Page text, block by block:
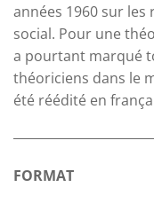
années 1960 sur
social. Pour une
a pourtant marqué
théoriciens dans le
été réédité en
FORMAT